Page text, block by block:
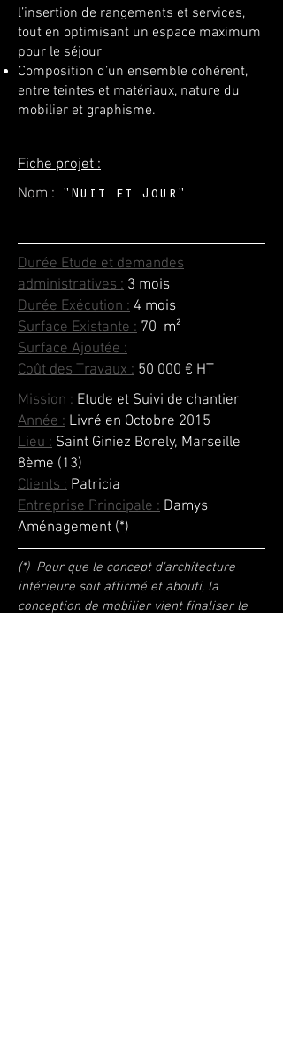
l’insertion de rangements et services,
tout en optimisant un espace maximum
pour le séjour
Composition d’un ensemble cohérent,
entre teintes et matériaux, nature du
mobilier et graphisme.
Fiche projet :
Nom :
"Nuit et Jour"
Durée Etude et demandes
administratives : 3 mois
Durée Exécution : 4 mois
Surface Existante : 70 m²
Surface Ajoutée :
Coût des Travaux : 50 000 € HT
Mission : Etude et Suivi de chantier
Année : Livré en Octobre 2015
Lieu : Saint Giniez Borely, Marseille
8ème (13)
Clients : Patricia
Entreprise Principale : Damys
Aménagement (*)
(*) Pour que le concept d'architecture
intérieure soit affirmé et abouti, la
conception de mobilier vient finaliser le